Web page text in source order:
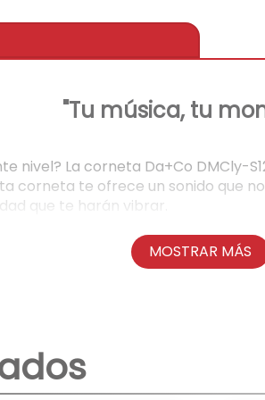
"Tu música, tu
nivel? La corneta Da+Co
corneta te ofrece un sonido que
que te harán vibrar.
Conectividad sin límites y
5.0, conecta tu móvil en
luce espectacular! Sus luces LED
aún más envolvente? La función
MOSTRAR MÁS